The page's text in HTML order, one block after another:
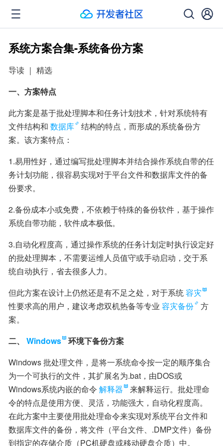
系统方案合集-系统备份方案
导读 ｜ 精选
一、方案特点
此方案是基于批处理脚本和任务计划技术，针对系统特有
文件结构和 数据库
结构的特点，而形成的系统备份方
案。该方案特点：
1.易用性好，通过编写批处理脚本并结合操作系统自带的任
务计划功能，很容易实现对于平台文件和数据库文件的备
份要求。
2.备份成本小或免费，不依赖于特殊的备份软件，基于操作
系统自带功能，软件成本极低。
3.自动化程度高，通过操作系统的任务计划定时执行设定好
的批处理脚本，不需要运维人员值守或手动启动，交于系
统自动执行，省去很多人力。
但此方案在设计上仍然还是有不足之处，对于系统容灾
性要求高的用户，建议考虑双机热备等专业 容灾备份
方
案。
二、
Windows
环境下备份方案
Windows 批处理文件，是将一系统命令按一定的顺序集合
为一个可执行的文件，其扩展名为.bat，由DOS或
Windows系统内嵌的命令 解释器
来解释运行。批处理命
令的特点是使用方便、灵活，功能强大，自动化程度高。
在此方案中主要使用批处理命令来实现对系统平台文件和
数据库文件的备份，将文件（平台文件、.DMP文件）备份
到指定的存储介质（PC机硬盘或移动硬盘介质）中。